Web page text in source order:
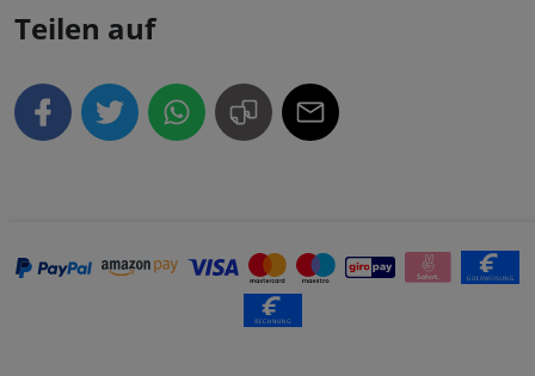
Teilen auf